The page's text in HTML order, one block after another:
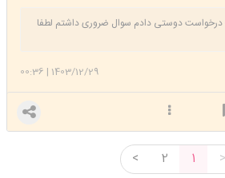
دوستی دادم سوال ضروری داشتم لطفا
1403/12/29
|
00:36
>
1
2
<